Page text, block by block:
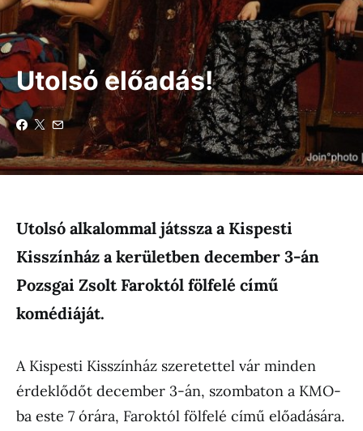
Utolsó előadás!
Utolsó alkalommal játssza a Kispesti
Kisszínház a kerületben december 3-án
Pozsgai Zsolt Faroktól fölfelé című
komédiáját.
A Kispesti Kisszínház szeretettel vár minden
érdeklődőt december 3-án, szombaton a KMO-
ba este 7 órára, Faroktól fölfelé című előadására.